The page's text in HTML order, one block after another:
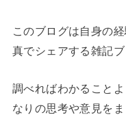
このブログは自身の
真でシェアする雑記ブ
調べればわかること
なりの思考や意見をま